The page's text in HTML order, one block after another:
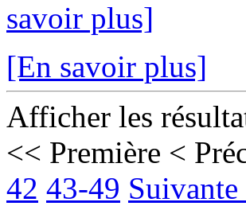
savoir plus]
[En savoir plus]
Afficher les
<< Première <
42 43-49 Suivante